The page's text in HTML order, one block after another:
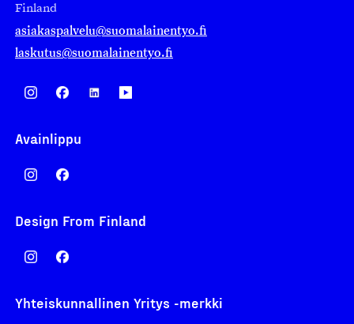
Finland
asiakaspalvelu@suomalainentyo.fi
laskutus@suomalainentyo.fi
Avainlippu
Design From Finland
Yhteiskunnallinen Yritys -merkki